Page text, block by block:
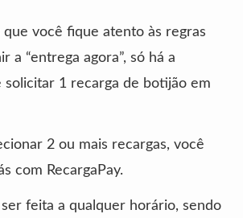
que você fique atento às regras
a “entrega agora”, só há a
solicitar 1 recarga de botijão em
2 ou mais recargas, você
com RecargaPay.
feita a qualquer horário, sendo